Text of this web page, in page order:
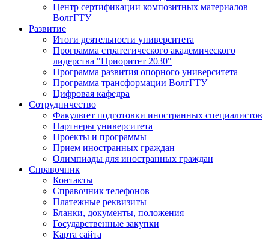
Центр сертификации композитных материалов
ВолгГТУ
Развитие
Итоги деятельности университета
Программа стратегического академического
лидерства "Приоритет 2030"
Программа развития опорного университета
Программа трансформации ВолгГТУ
Цифровая кафедра
Сотрудничество
Факультет подготовки иностранных специалистов
Партнеры университета
Проекты и программы
Прием иностранных граждан
Олимпиады для иностранных граждан
Справочник
Контакты
Справочник телефонов
Платежные реквизиты
Бланки, документы, положения
Государственные закупки
Карта сайта